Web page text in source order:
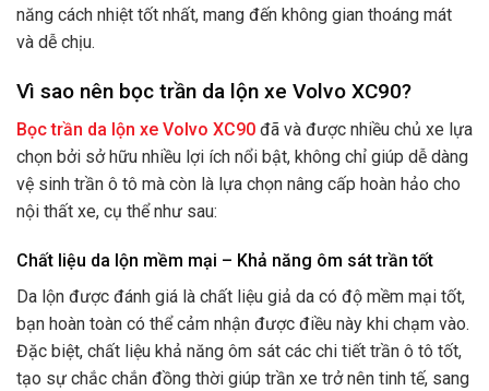
năng cách nhiệt tốt nhất, mang đến không gian thoáng mát
và dễ chịu.
Vì sao nên bọc trần da lộn xe Volvo XC90?
Bọc trần da lộn xe Volvo XC90 đã và được nhiều chủ xe lựa
chọn bởi sở hữu nhiều lợi ích nổi bật, không chỉ giúp dễ dàng
vệ sinh trần ô tô mà còn là lựa chọn nâng cấp hoàn hảo cho
nội thất xe, cụ thể như sau:
Chất liệu da lộn mềm mại – Khả năng ôm sát trần tốt
Da lộn được đánh giá là chất liệu giả da có độ mềm mại tốt,
bạn hoàn toàn có thể cảm nhận được điều này khi chạm vào.
Đặc biệt, chất liệu khả năng ôm sát các chi tiết trần ô tô tốt,
tạo sự chắc chắn đồng thời giúp trần xe trở nên tinh tế, sang